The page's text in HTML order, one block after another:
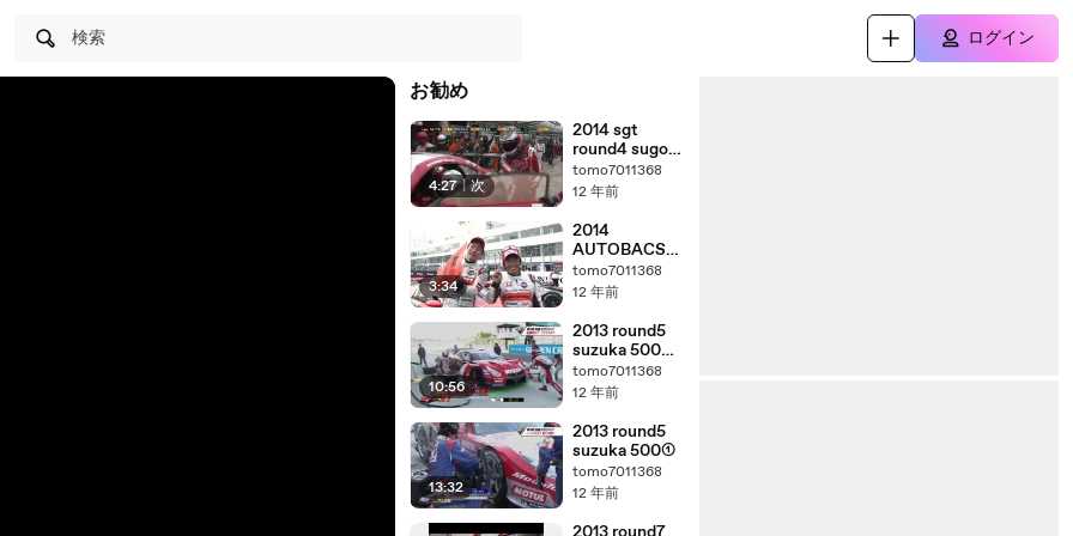
検索 ログイン
お勧め
4:27 | 次
2014 sgt
round4 sugo
dijest
tomo7011368
12 年前
3:34
2014
AUTOBACS
SUPER GT
Round3
tomo7011368
12 年前
10:56
2013 round5
suzuka 500
sgt+②
tomo7011368
12 年前
13:32
2013 round5
suzuka 500①
tomo7011368
12 年前